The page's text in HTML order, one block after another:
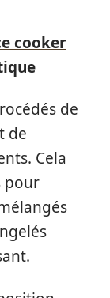
cooker
de
de
Cela
pour